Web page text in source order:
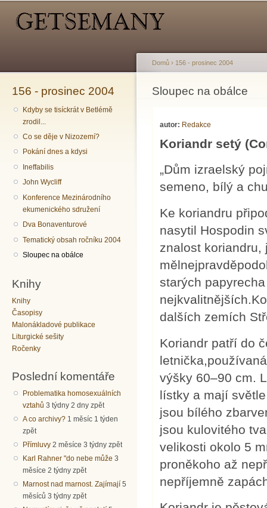
156 - prosinec 2004
Kdyby se tisíckrát v Betlémě
zrodil...
Co se děje v Nizozemí?
Pokání dnes a kdysi
Ineffabilis
John Wycliff
Konference Mezinárodního
ekumenického sdružení
Dva Bonaventurové
Tematický obsah ročníku 2004
Sloupec na obálce
Knihy
Knihy
Časopisy
Malonákladové publikace
Liturgické sešity
Ročenky
Poslední komentáře
Problematika homosexuálních
vztahů 3 týdny 2 dny zpět
A co archivy? 1 měsíc 1 týden
zpět
Přímluvy 2 měsíce 3 týdny zpět
Karl Rahner "do nebe může 3
měsíce 2 týdny zpět
Marnost nad marnost. Zajímají 5
měsíců 3 týdny zpět
Jste zde
Domů › 156 - prosinec 2004
Sloupec na obálce
autor: Redakce
Koriandr setý
„Dům izraelský
semeno, bílý a
Ke koriandru
nasytil Hospodin
znalost
starých
dalších zemích
Koriandr patří do
výšky 60–90 cm.
lístky a mají
jsou bílého
jsou kulovitého
velikosti okolo 5
proněkoho až
nepříjemně